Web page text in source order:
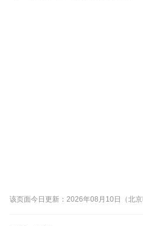
该页面今日更新：2026年08月10日（北